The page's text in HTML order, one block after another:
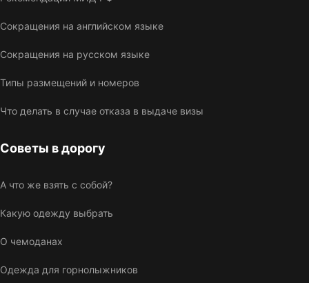
Сокращения на английском языке
Сокращения на русском языке
Типы размещений и номеров
Что делать в случае отказа в выдаче визы
Советы в дорогу
А что же взять с собой?
Какую одежду выбрать
О чемоданах
Одежда для горнолыжников